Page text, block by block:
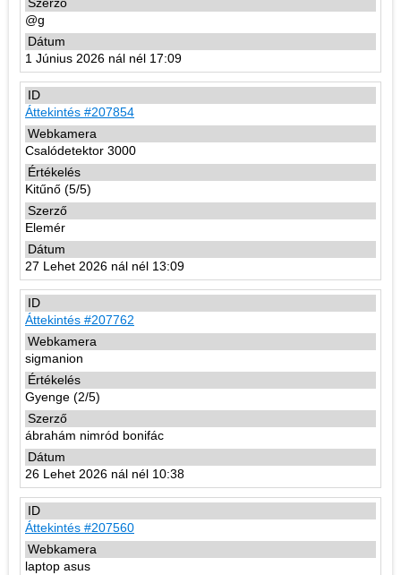
@g
1 Június 2026 nál nél 17:09
Áttekintés #207854
Csalódetektor 3000
Kitűnő (5/5)
Elemér
27 Lehet 2026 nál nél 13:09
Áttekintés #207762
sigmanion
Gyenge (2/5)
ábrahám nimród bonifác
26 Lehet 2026 nál nél 10:38
Áttekintés #207560
laptop asus